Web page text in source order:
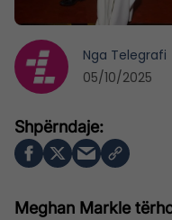
Meghan Markle
Nga Telegrafi
05/10/2025